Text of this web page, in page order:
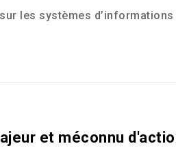
les systèmes
et méconnu